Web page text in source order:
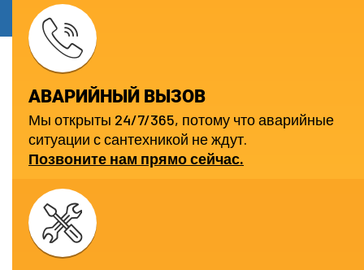
АВАРИЙНЫЙ ВЫЗОВ
Мы открыты 24/7/365, потому что аварийные
ситуации с сантехникой не ждут.
Позвоните нам прямо сейчас.